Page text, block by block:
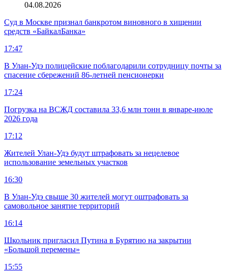
04.08.2026
Суд в Москве признал банкротом виновного в хищении
средств «БайкалБанка»
17:47
В Улан-Удэ полицейские поблагодарили сотрудницу почты за
спасение сбережений 86-летней пенсионерки
17:24
Погрузка на ВСЖД составила 33,6 млн тонн в январе-июле
2026 года
17:12
Жителей Улан-Удэ будут штрафовать за нецелевое
использование земельных участков
16:30
В Улан-Удэ свыше 30 жителей могут оштрафовать за
самовольное занятие территорий
16:14
Школьник пригласил Путина в Бурятию на закрытии
«Большой перемены»
15:55